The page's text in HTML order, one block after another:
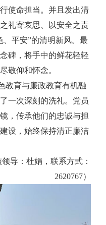
使命担当。 并且发出清
礼寄哀思、以安全之责
、平安”的清明新风。 最
碑，将手中的鲜花轻轻
敬仰和怀念。
教育与廉政教育有机融
一次深刻的洗礼。党员
，传承他们的忠诚与担
设， 始终保持清正廉洁
导：杜娟，联系方式：
2620767）